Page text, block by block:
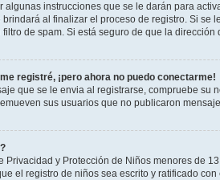
algunas instrucciones que se le darán para
al finalizar el proceso de registro. Si se
de spam. Si está seguro de que la
registré, ¡pero ahora no puedo conectarme!
que se le envia al registrarse, compruebe su
sus usuarios que no publicaron
Privacidad y Protección de Niños menores de
el registro de niños sea escrito y ratificado